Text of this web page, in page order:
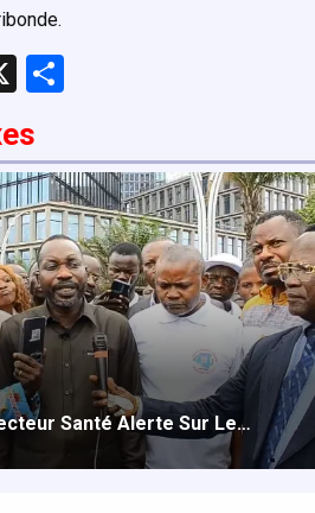
X
ta
g
er
s
Santé Alerte Sur Le…